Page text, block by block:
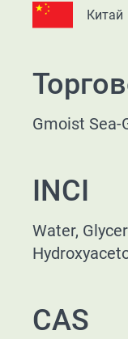
Китай
Gmoist Sea-
INCI
Water,
CAS